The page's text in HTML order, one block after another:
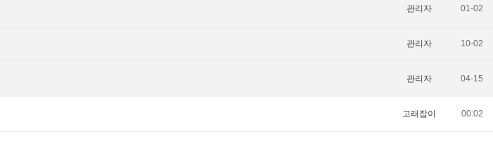
관리자 01-02
관리자 10-02
관리자 04-15
고래잡이 00:02